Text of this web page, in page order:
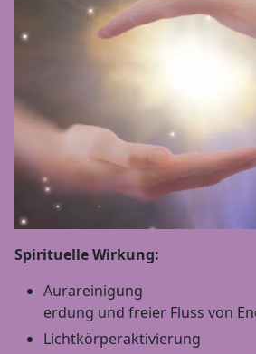
Spirituelle Wirkung:
Aurareinigung
erdung und freier Fluss von
Lichtkörperaktivierung